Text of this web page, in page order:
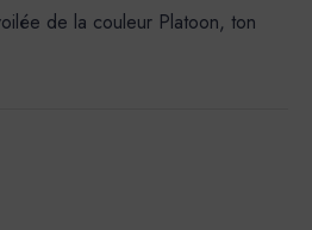
de la couleur Platoon, ton